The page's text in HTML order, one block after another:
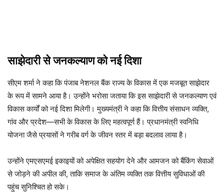
साझेदारी से जनकल्याण को नई दिशा
सीएम शर्मा ने कहा कि पंजाब नेशनल बैंक राज्य के विकास में एक मजबूत साझेदार
के रूप में सामने आया है। उन्होंने भरोसा जताया कि इस साझेदारी से जनकल्याण एवं
विकास कार्यों को नई दिशा मिलेगी। मुख्यमंत्री ने कहा कि वित्तीय संसाधन व्यक्ति,
गांव और प्रदेश—सभी के विकास के लिए महत्वपूर्ण हैं। प्रधानमंत्री स्वनिधि
योजना जैसे प्रयासों ने गरीब वर्ग के जीवन स्तर में बड़ा बदलाव लाया है।
उन्होंने एमएसएमई इकाइयों को अपेक्षित सहयोग देने और आमजन को बैंकिंग सेवाओं
से जोड़ने की अपील की, ताकि समाज के अंतिम व्यक्ति तक वित्तीय सुविधाओं की
पहुंच सुनिश्चित हो सके।